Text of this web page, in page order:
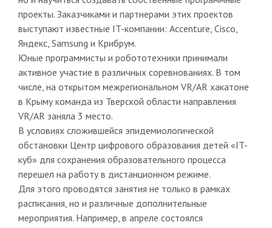
проекты. Заказчиками и партнерами этих проектов
выступают известные IT-компании: Accenture, Cisco,
Яндекс, Samsung и Крибрум.
Юные программисты и робототехники принимали
активное участие в различных соревнованиях. В том
числе, на открытом межрегиональном VR/AR хакатоне
в Крыму команда из Тверской области направления
VR/AR заняла 3 место.
В условиях сложившейся эпидемиологической
обстановки Центр цифрового образования детей «IT-
куб» для сохранения образовательного процесса
перешел на работу в дистанционном режиме.
Для этого проводятся занятия не только в рамках
расписания, но и различные дополнительные
мероприятия. Например, в апреле состоялся